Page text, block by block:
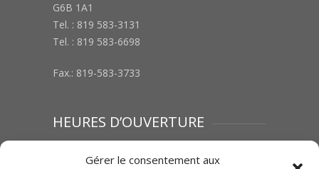
Gérer le consentement aux
G6B 1A1
Tel. : 819 583-3131
Tel. : 819 583-6698
Fax.: 819-583-3733
HEURES D’OUVERTURE